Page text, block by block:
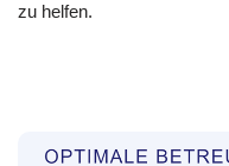
zu helfen.